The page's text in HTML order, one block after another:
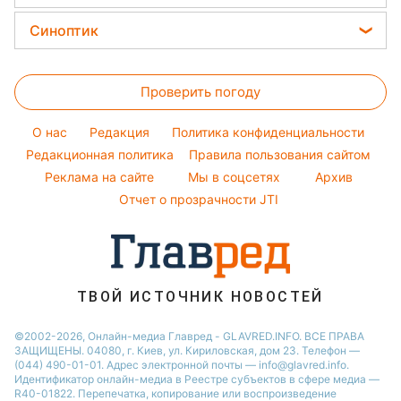
Новости Харькова
Новости Днепра
София Ротару
Ольга Сумская
Филипп Киркоров
Елена Зеленская
Ани Лорак
Кейт Миддлтон
Алла Пугачева
Легкие десерты
Праздничное меню
Уборка
Авто
Стирка
Комнатные растения
Цены на продукты
Денежная помощь
Курс валют
Синоптик
Магнитные бури
Погода на сегодня
Погода на завтра
Пылевая буря
Проверить погоду
O нас Редакция
Политика конфиденциальности
Редакционная политика
Правила пользования сайтом
Реклама на сайте
Мы в соцсетях
Архив
Отчет о прозрачности JTI
ТВОЙ ИСТОЧНИК НОВОСТЕЙ
©2002-2026, Онлайн-медиа Главред - GLAVRED.INFO. ВСЕ ПРАВА
ЗАЩИЩЕНЫ. 04080, г. Киев, ул. Кириловская, дом 23. Телефон —
(044) 490-01-01. Адрес электронной почты — info@glavred.info.
Идентификатор онлайн-медиа в Реестре cубъектов в сфере медиа —
R40-01822. Перепечатка, копирование или воспроизведение